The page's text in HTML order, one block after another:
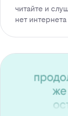
читайте и
нет интернета